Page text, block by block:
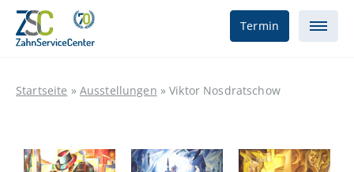
Termin
Startseite » Ausstellungen »Viktor Nosdratschow